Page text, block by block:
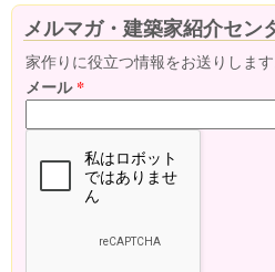
メルマガ・建築家紹介セン
家作りに役立つ情報をお送りします
メール*